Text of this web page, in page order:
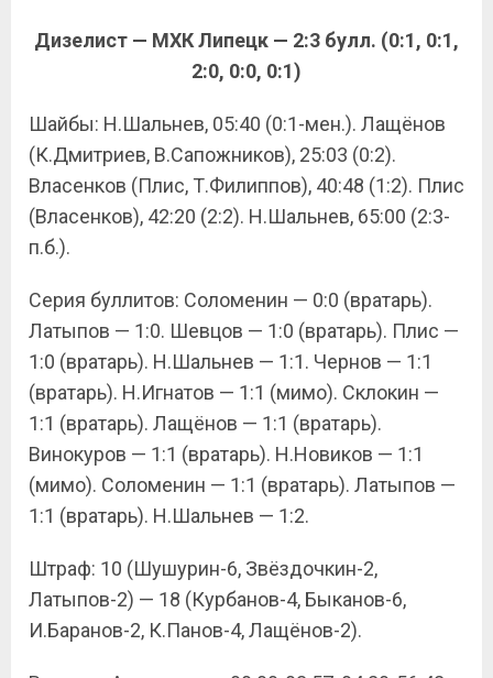
Дизелист — МХК Липецк — 2:3 булл. (0:1, 0:1,
2:0, 0:0, 0:1)
Шайбы: Н.Шальнев, 05:40 (0:1-мен.). Лащёнов
(К.Дмитриев, В.Сапожников), 25:03 (0:2).
Власенков (Плис, Т.Филиппов), 40:48 (1:2). Плис
(Власенков), 42:20 (2:2). Н.Шальнев, 65:00 (2:3-
п.б.).
Серия буллитов: Соломенин — 0:0 (вратарь).
Латыпов — 1:0. Шевцов — 1:0 (вратарь). Плис —
1:0 (вратарь). Н.Шальнев — 1:1. Чернов — 1:1
(вратарь). Н.Игнатов — 1:1 (мимо). Склокин —
1:1 (вратарь). Лащёнов — 1:1 (вратарь).
Винокуров — 1:1 (вратарь). Н.Новиков — 1:1
(мимо). Соломенин — 1:1 (вратарь). Латыпов —
1:1 (вратарь). Н.Шальнев — 1:2.
Штраф: 10 (Шушурин-6, Звёздочкин-2,
Латыпов-2) — 18 (Курбанов-4, Быканов-6,
И.Баранов-2, К.Панов-4, Лащёнов-2).